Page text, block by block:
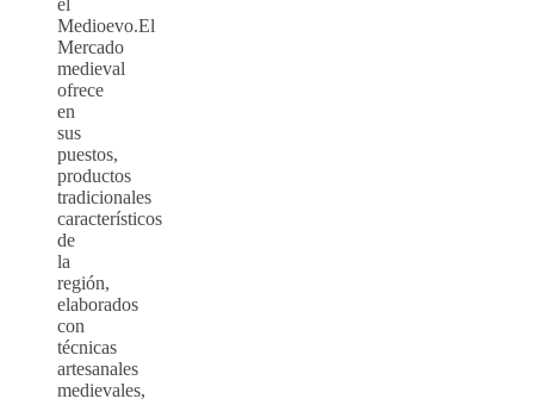
el
Medioevo.El
Mercado
medieval
ofrece
en
sus
puestos,
productos
tradicionales
característicos
de
la
región,
elaborados
con
técnicas
artesanales
medievales,